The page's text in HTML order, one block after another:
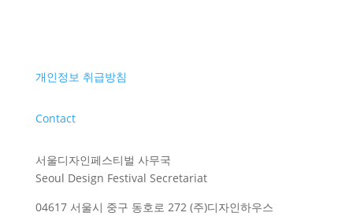
개인정보 취급방침
Contact
서울디자인페스티벌 사무국
Seoul Design Festival Secretariat
04617 서울시 중구 동호로 272 (주)디자인하우스